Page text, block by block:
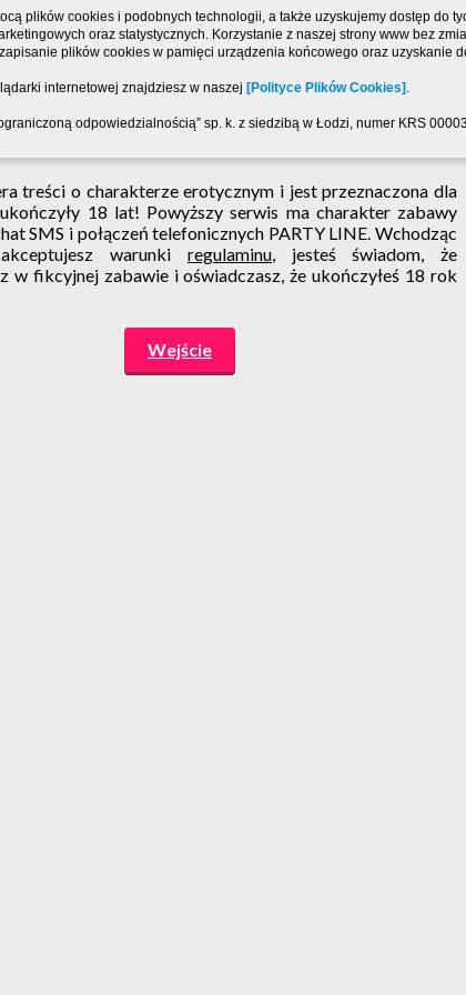
plików cookies i podobnych technologii, a także uzyskujemy dostęp do
oraz statystycznych. Korzystanie z naszej strony www bez
plików cookies w pamięci urządzenia końcowego oraz uzyskanie
internetowej znajdziesz w naszej [Polityce Plików Cookies] .
odpowiedzialnością” sp. k. z siedzibą w Łodzi, numer KRS
treści o charakterze erotycznym i jest przeznaczona dla
18 lat! Powyższy serwis ma charakter zabawy
SMS i połączeń telefonicznych PARTY LINE. Wchodząc
warunki regulaminu, jesteś świadom, że
w fikcyjnej zabawie i oświadczasz, że ukończyłeś 18 rok
Wejście